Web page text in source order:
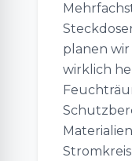
planen wir
wirklich